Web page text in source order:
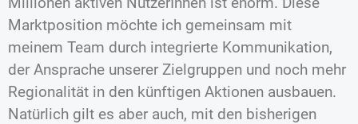
Marktposition möchte ich gemeinsam mit
meinem Team durch integrierte Kommunikation,
der Ansprache unserer Zielgruppen und noch mehr
Regionalität in den künftigen Aktionen ausbauen.
Natürlich gilt es aber auch, mit den bisherigen